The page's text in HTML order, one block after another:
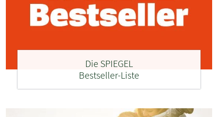
Die SPIEGEL
Bestseller-Liste